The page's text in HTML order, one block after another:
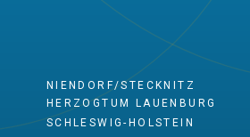
NIENDORF/STECKNITZ
HERZOGTUM LAUENBURG
SCHLESWIG-HOLSTEIN